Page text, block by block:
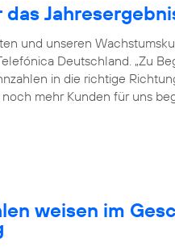
und unseren
Deutschland. „Zu
in die richtige
mehr Kunden für uns
weisen im